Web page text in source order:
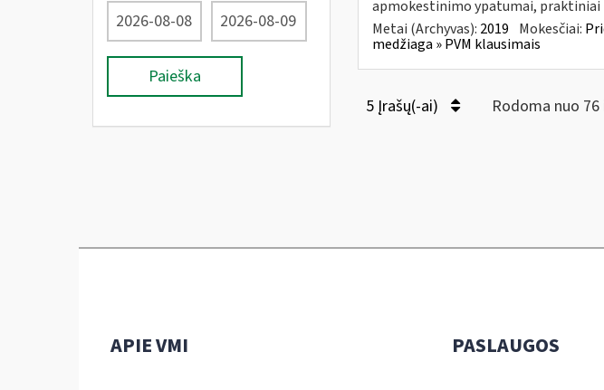
Paieška
apmokestinimo ypatumai, praktiniai
Metai (Archyvas): 2019 Mokesčiai:
medžiaga » PVM klausimais
5 Įrašų(-ai) Rodoma nuo
APIE VMI PASLAUGOS